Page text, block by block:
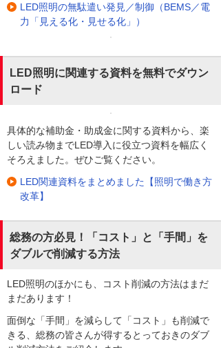
LED照明の無駄遣い発見／制御（BEMS／電
力「見える化・見せる化」）
LED照明に関連する資料を無料でダウン
ロード
具体的な補助金・助成金に関する資料から、楽
しい読み物までLED導入に役立つ資料を幅広く
そろえました。ぜひご覧ください。
LED関連資料をまとめました【照明で働き方
改革】
総務の方必見！「コスト」と「手間」を
ダブルで削減する方法
LED照明のほかにも、コスト削減の方法はまだ
まだあります！
面倒な「手間」を減らして「コスト」も削減で
きる、総務の皆さんが得するとっておきのダブ